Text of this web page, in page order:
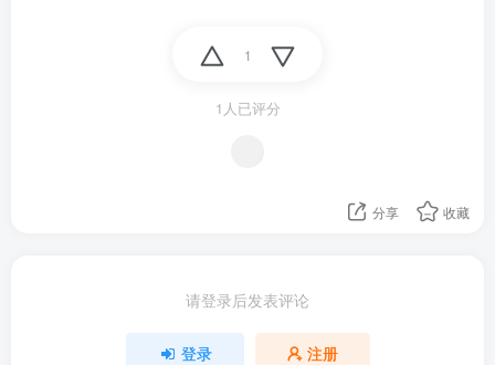
1
1人已评分
分享 收藏
请登录后发表评论
登录 注册